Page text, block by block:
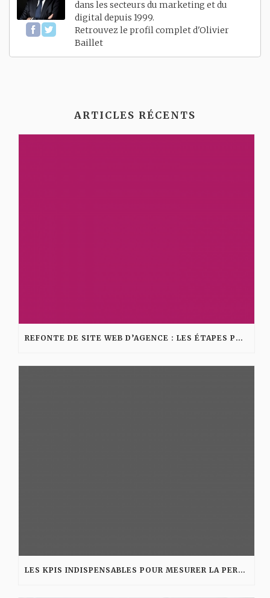
dans les secteurs du marketing et du
digital depuis 1999.
Retrouvez le profil complet d'Olivier
Baillet
ARTICLES RÉCENTS
REFONTE DE SITE WEB D’AGENCE : LES ÉTAPES POUR AMÉLIORER VISIBILITÉ ET CONVERSION
LES KPIS INDISPENSABLES POUR MESURER LA PERFORMANCE D’UNE AGENCE DIGITALE